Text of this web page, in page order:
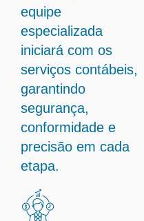
equipe
especializada
iniciará com os
serviços contábeis,
garantindo
segurança,
conformidade e
precisão em cada
etapa.